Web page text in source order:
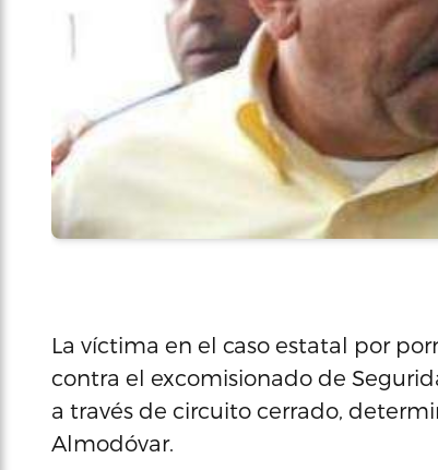
La víctima en el caso estatal por
contra el excomisionado de
a través de circuito cerrado,
Almodóvar.